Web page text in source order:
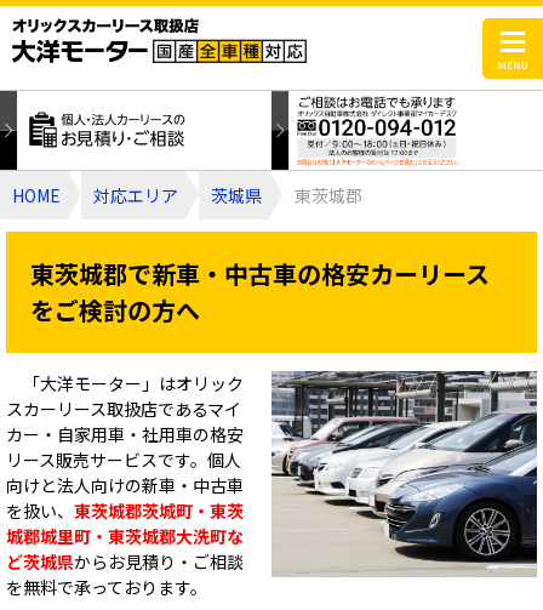
HOME 対応エリア 茨城県 東茨城郡
東茨城郡で新車・中古車の格安カーリース
をご検討の方へ
「大洋モーター」はオリック
スカーリース取扱店であるマイ
カー・自家用車・社用車の格安
リース販売サービスです。個人
向けと法人向けの新車・中古車
を扱い、 東茨城郡茨城町・東茨
城郡城里町・東茨城郡大洗町な
ど茨城県からお見積り・ご相談
を無料で承っております。